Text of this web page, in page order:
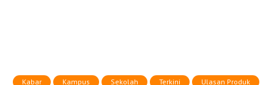
Kabar Kampus Sekolah Terkini Ulasan Produk